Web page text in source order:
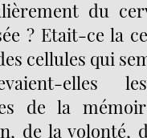
du
? Etait-ce la
cellules qui
elles
de la
de la volonté,